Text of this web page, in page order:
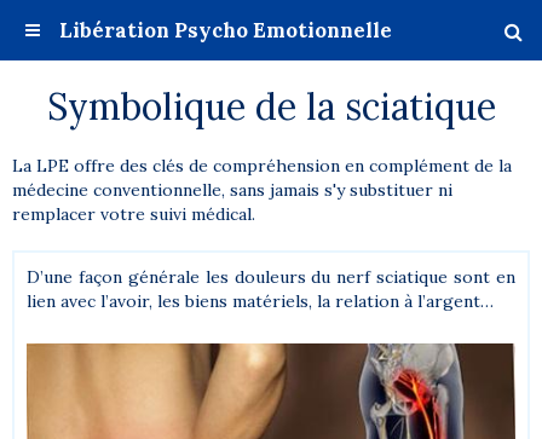
Libération Psycho Emotionnelle
Symbolique de la sciatique
La LPE offre des clés de compréhension en complément de la
médecine conventionnelle, sans jamais s'y substituer ni
remplacer votre suivi médical.
D’une façon générale les douleurs du nerf sciatique sont en
lien avec l’avoir, les biens matériels, la relation à l’argent…